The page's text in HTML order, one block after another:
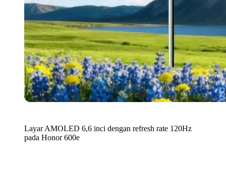
Layar AMOLED 6,6 inci dengan refresh rate 120Hz
pada Honor 600e